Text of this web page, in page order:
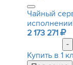
Чайный
2 173 271
-
Купить в 1